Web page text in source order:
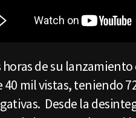
horas de su
40 mil vistas, teniendo
Desde la